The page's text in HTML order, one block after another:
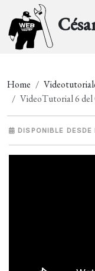
Home
VideoTutorial 6 del
DISPONIBLE